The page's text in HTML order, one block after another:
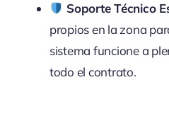
Soporte Técnico
propios en la zona
sistema funcione a
todo el contrato.